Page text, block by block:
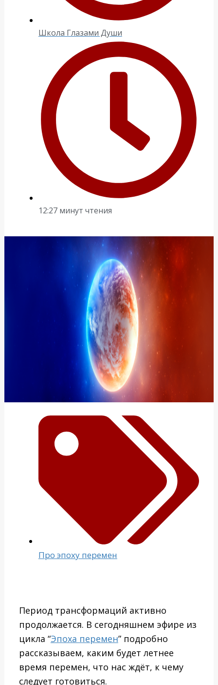
Школа Глазами Души
12:27 минут чтения
Про эпоху перемен
Период трансформаций активно
продолжается. В сегодняшнем эфире из
цикла “Эпоха перемен” подробно
рассказываем, каким будет летнее
время перемен, что нас ждёт, к чему
следует готовиться.